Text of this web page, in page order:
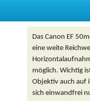
Das Canon EF
eine weite
möglich. Wichtig
Objektiv auch auf
sich einwandfrei